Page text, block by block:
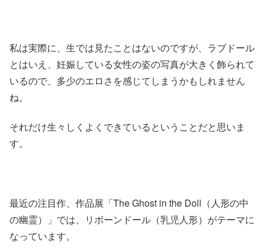
私は実際に、生では見たことはないのですが、ラブドール
とはいえ、妊娠している女性の姿の写真が大きく飾られて
いるので、多少のエロさを感じてしまうかもしれません
ね。
それだけ生々しくよくできているということだと思いま
す。
最近の注目作、作品展 「The Ghost in the Doll（人形の中
の幽霊）」では、
リボーンドール（乳児人形） がテーマに
なっています。